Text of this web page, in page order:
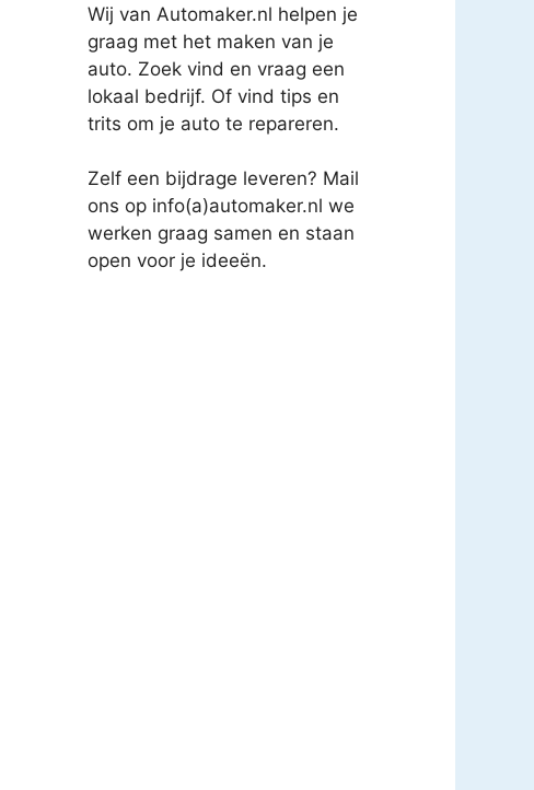
Wij van Automaker.nl helpen je
graag met het maken van je
auto. Zoek vind en vraag een
lokaal bedrijf. Of vind tips en
trits om je auto te repareren.
Zelf een bijdrage leveren? Mail
ons op info(a)automaker.nl we
werken graag samen en staan
open voor je ideeën.